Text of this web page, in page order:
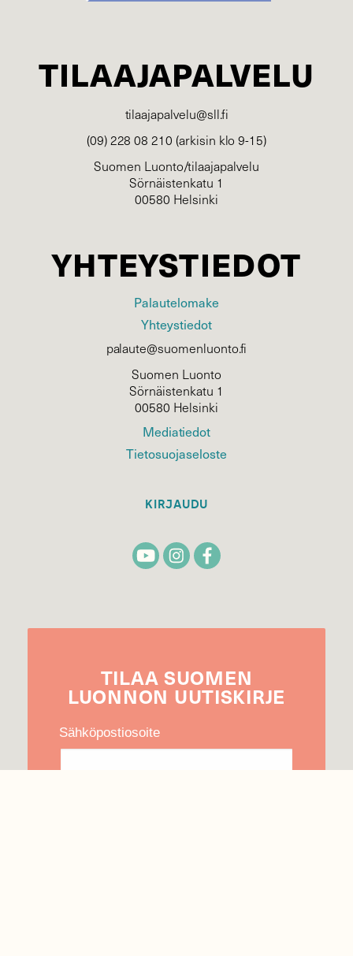
TILAAJAPALVELU
tilaajapalvelu@sll.fi
(09) 228 08 210 (arkisin klo 9-15)
Suomen Luonto/tilaajapalvelu
Sörnäistenkatu 1
00580 Helsinki
YHTEYSTIEDOT
Palautelomake
Yhteystiedot
palaute@suomenluonto.fi
Suomen Luonto
Sörnäistenkatu 1
00580 Helsinki
Mediatiedot
Tietosuojaseloste
KIRJAUDU
TILAA SUOMEN
LUONNON UUTIS­KIRJE
Sähköpostiosoite